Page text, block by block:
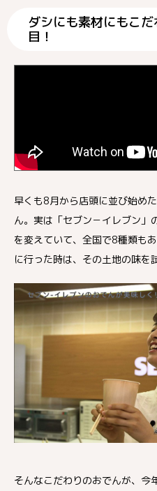
ダシにも素材にもこ
目！
早くも8月から店頭に並び始め
ん。実は「セブン－イレブン」
を変えていて、全国で8種類も
に行った時は、その土地の味を
そんなこだわりのおでんが、今